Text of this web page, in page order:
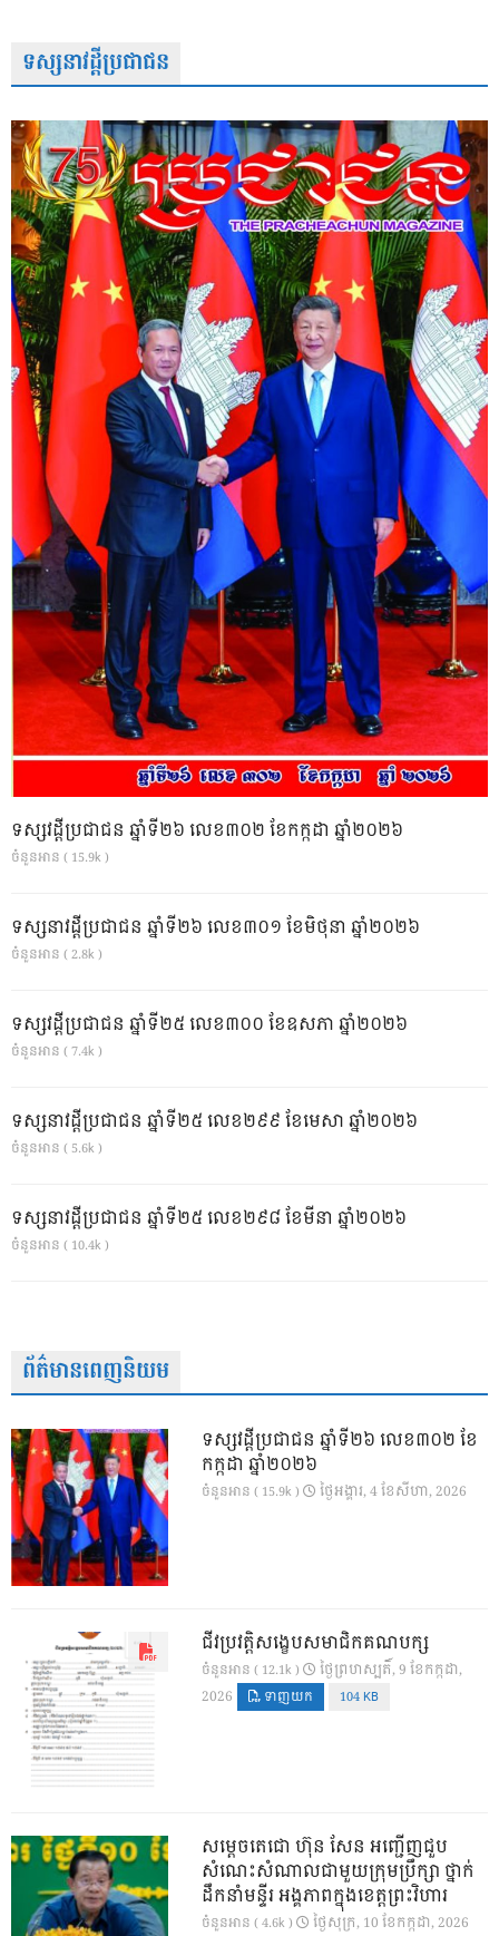
ទស្សនាវដ្តីប្រជាជន
ទស្សវដ្តីប្រជាជន ឆ្នាំទី២៦ លេខ៣០២ ខែកក្កដា ឆ្នាំ២០២៦
ចំនួនអាន ( 15.9k )
ទស្សនាវដ្ដីប្រជាជន ឆ្នាំទី២៦ លេខ៣០១ ខែមិថុនា ឆ្នាំ២០២៦
ចំនួនអាន ( 2.8k )
ទស្សវដ្តីប្រជាជន ឆ្នាំទី២៥ លេខ៣០០ ខែឧសភា ឆ្នាំ២០២៦
ចំនួនអាន ( 7.4k )
ទស្សនាវដ្ដីប្រជាជន ឆ្នាំទី២៥ លេខ២៩៩ ខែមេសា ឆ្នាំ២០២៦
ចំនួនអាន ( 5.6k )
ទស្សនាវដ្ដីប្រជាជន ឆ្នាំទី២៥ លេខ២៩៨ ខែមីនា ឆ្នាំ២០២៦
ចំនួនអាន ( 10.4k )
ព័ត៌មានពេញនិយម
ទស្សវដ្តីប្រជាជន ឆ្នាំទី២៦ លេខ៣០២ ខែ
កក្កដា ឆ្នាំ២០២៦
ចំនួនអាន ( 15.9k ) ថ្ងៃ​អង្គារ, 4 ខែ​សីហា, 2026
ជីវប្រវត្តិសង្ខេបសមាជិកគណបក្ស
ចំនួនអាន ( 12.1k )
ថ្ងៃ​ព្រហស្បតិ៍, 9 ខែ​កក្កដា,
2026
ទាញយក 104 KB
សម្តេចតេជោ ហ៊ុន សែន អញ្ជើញជួប
សំណេះសំណាលជាមួយក្រុមប្រឹក្សា ថ្នាក់
ដឹកនាំមន្ទីរ អង្គភាពក្នុងខេត្តព្រះវិហារ
ចំនួនអាន ( 4.6k ) ថ្ងៃ​សុក្រ, 10 ខែ​កក្កដា, 2026